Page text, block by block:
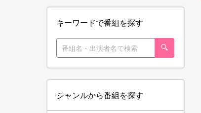
キーワードで番組を探す
ジャンルから番組を探す